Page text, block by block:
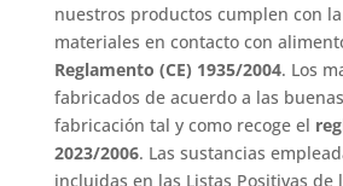
nuestros productos cumplen con
materiales en contacto con
Reglamento (CE) 1935/2004. Los
fabricados de acuerdo a las
fabricación tal y como recoge el
2023/2006. Las sustancias
incluidas en las Listas Positivas de